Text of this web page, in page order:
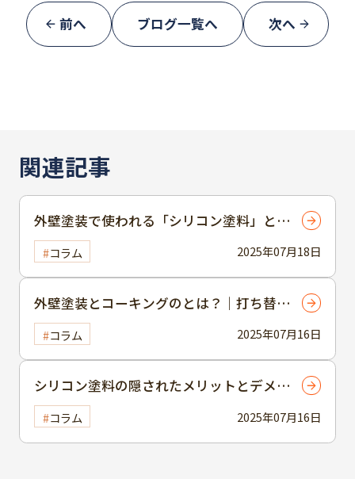
前へ ブログ一覧へ 次へ
関連記事
2025年07月18日
外壁塗装で使われる「シリコン塗料」と
は？特徴やメリット・デメリットについて
解説！
コラム
2025年07月16日
外壁塗装とコーキングのとは？｜打ち替え
時期や費用相場、DIYの注意点も解説
コラム
2025年07月16日
シリコン塗料の隠されたメリットとデメリ
ットとは？徹底解説
コラム